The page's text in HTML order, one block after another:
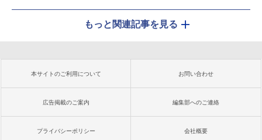
もっと関連記事を見る
本サイトのご利用について お問い合わせ
広告掲載のご案内 編集部へのご連絡
プライバシーポリシー 会社概要